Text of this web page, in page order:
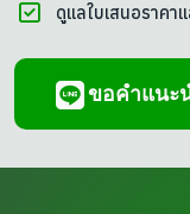
ดูแลใบเสนอราคา
ขอคำแนะ